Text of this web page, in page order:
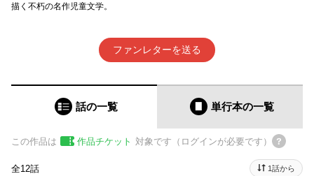
描く不朽の名作児童文学。
ファンレターを送る
話の一覧 単行本の一覧
この作品は 作品チケット 対象です（ログインが必要です）
全12話 1話から